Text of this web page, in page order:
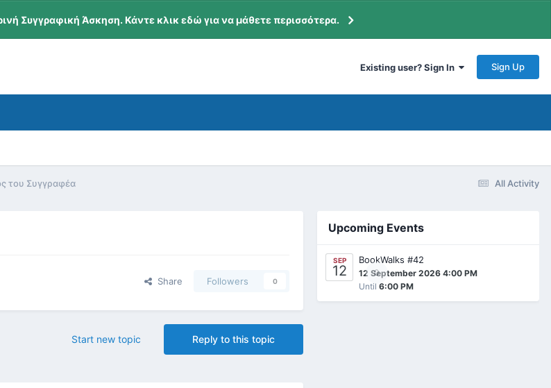
Συγγραφική Άσκηση. Κάντε κλικ εδώ για να μάθετε περισσότερα.
Existing user? Sign In Sign Up
All Activity
του Συγγραφέα
Share Followers 0
Reply to this topic
Start new topic
Upcoming Events
SEP
12 0
BookWalks #42
12 September 2026 4:00 PM
Until 6:00 PM